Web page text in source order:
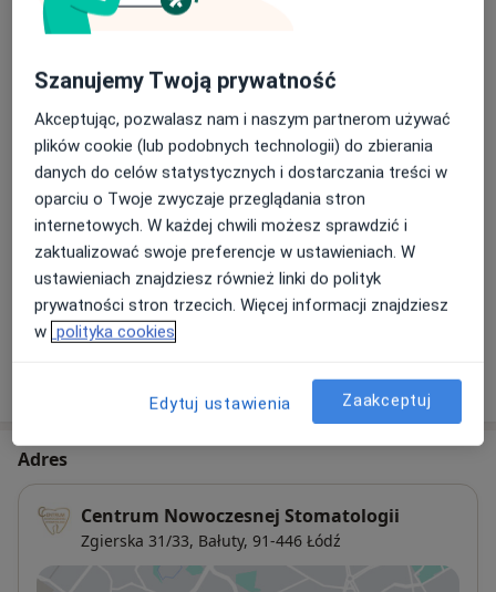
Pierwotne leczenie kanałowe pod
mikroskopem
Powtórne leczenie kanałowe pod
mikroskopem
Od 800 zł Szczegóły
Umów wizytę
Profilaktyka próchnicy
Od 430 zł Szczegóły Umów wizytę
+ 55 usług
W jaki sposób ustalane są ceny?
Adres
Centrum Nowoczesnej Stomatologii
Zgierska 31/33, Bałuty, 91-446 Łódź
Szanujemy Twoją prywatność
Akceptując, pozwalasz nam i naszym partnerom używać
plików cookie (lub podobnych technologii) do zbierania
danych do celów statystycznych i dostarczania treści w
oparciu o Twoje zwyczaje przeglądania stron
internetowych. W każdej chwili możesz sprawdzić i
zaktualizować swoje preferencje w ustawieniach. W
ustawieniach znajdziesz również linki do polityk
prywatności stron trzecich. Więcej informacji znajdziesz
w polityka cookies
Edytuj ustawienia Zaakceptuj